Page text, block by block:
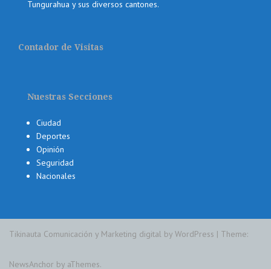
Tungurahua y sus diversos cantones.
Contador de Visitas
Nuestras Secciones
Ciudad
Deportes
Opinión
Seguridad
Nacionales
Tikinauta Comunicación y Marketing digital by WordPress | Theme:
NewsAnchor by aThemes.